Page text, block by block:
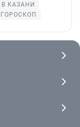
КАЗАНИ
ГОРОСКОП